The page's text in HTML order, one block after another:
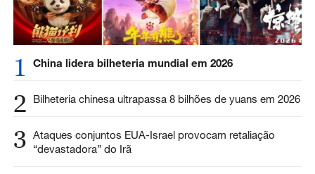
1 China lidera bilheteria mundial em 2026
2 Bilheteria chinesa ultrapassa 8 bilhões de yuans em 2026
3 Ataques conjuntos EUA-Israel provocam retaliação
“devastadora” do Irã